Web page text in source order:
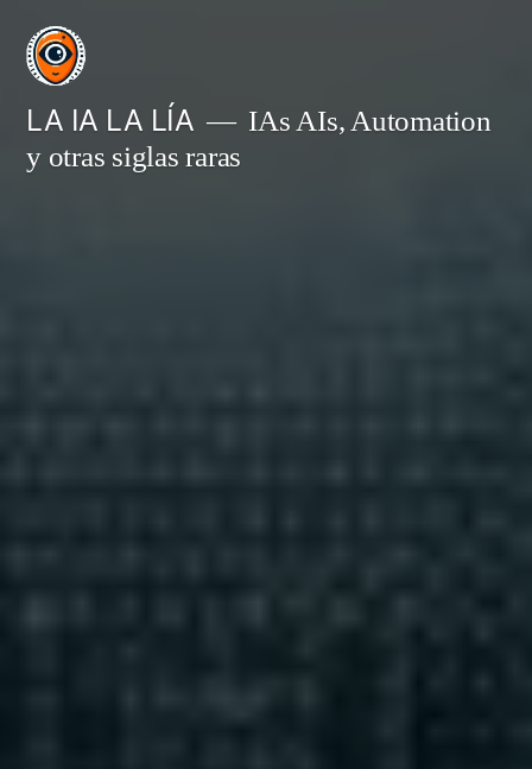
Saltar
contenido
LA IA LA LÍA
IAs AIs, Automation
y otras siglas raras